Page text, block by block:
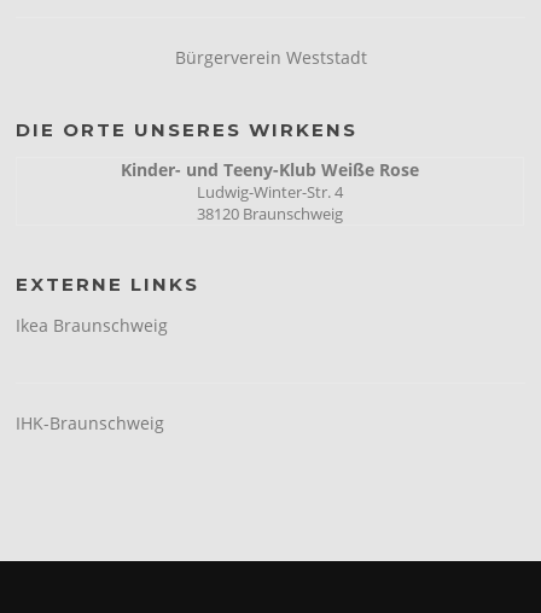
Bürgerverein Weststadt
DIE ORTE UNSERES WIRKENS
Kinder- und Teeny-Klub Weiße Rose
Ludwig-Winter-Str. 4
38120 Braunschweig
EXTERNE LINKS
Ikea Braunschweig
IHK-Braunschweig